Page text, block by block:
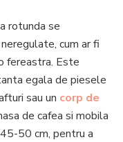
rotunda se
cum ar fi
fereastra. Este
egala de piesele
sau un corp de
de cafea si mobila
50 cm, pentru a